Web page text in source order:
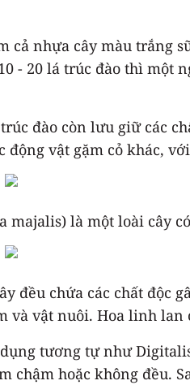
cả nhựa cây màu trắng
- 20 lá trúc đào thì một
đào còn lưu giữ các
động vật gặm cỏ khác,
là một loài cây
đều chứa các chất
và vật nuôi. Hoa linh
tương tự như
chậm hoặc không đều.